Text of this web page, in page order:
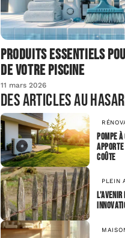
Produits essentiels
de votre piscine
11 mars 2026
Des articles au
Pompe
apporte
coûte
PLEIN